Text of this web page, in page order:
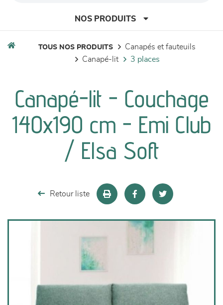
NOS PRODUITS
séjours
meubles de complément
chambres et dressing
TOUS NOS PRODUITS
canapés et fauteuils
canapé-lit
3 places
Canapé-lit - Couchage
140x190 cm - Emi Club
/ Elsa Soft
Retour liste